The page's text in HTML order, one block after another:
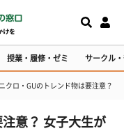
授業・履修・ゼミ サークル
クロ・GUのトレンド物は要注意？
意？ 女子大生が